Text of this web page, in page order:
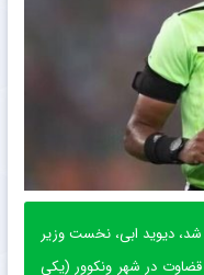
شد، دیوید ابی، نخست وزیر
قضاوت در شهر ونکوور (یکی